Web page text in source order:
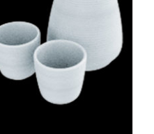
SZCZEGÓŁY